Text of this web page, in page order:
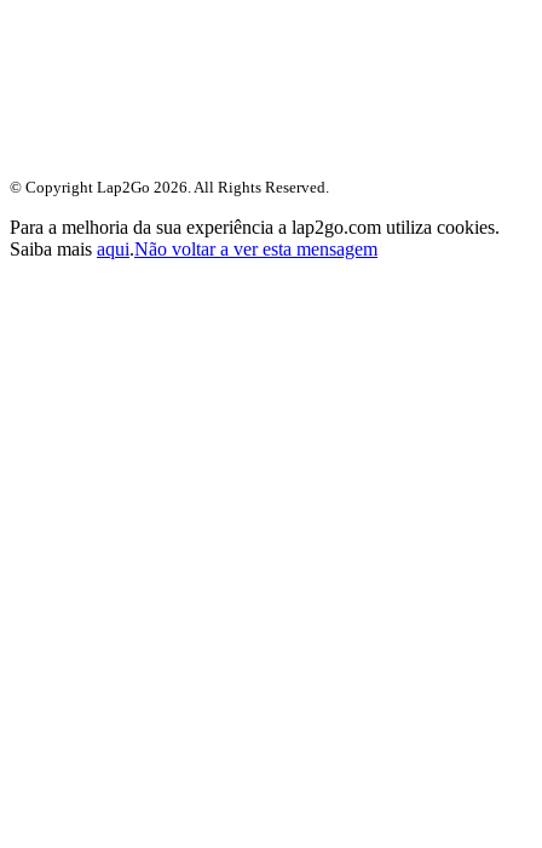
© Copyright Lap2Go 2026 . All Rights Reserved.
Para a melhoria da sua experiência a lap2go.com utiliza cookies.
Saiba mais aqui.Não voltar a ver esta mensagem